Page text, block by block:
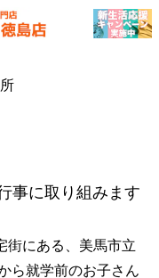
事に取り組みます
街にある、美馬市立
ら就学前のお子さん